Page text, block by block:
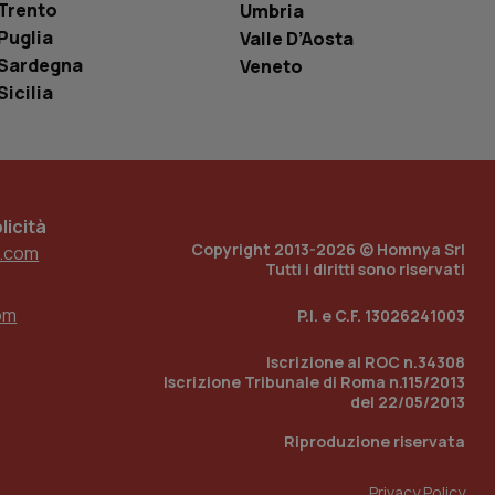
Umbria
Valle D’Aosta
Veneto
Copyright 2013-2026 © Homnya Srl
Tutti i diritti sono riservati
P.I. e C.F. 13026241003
Iscrizione al ROC n.34308
Iscrizione Tribunale di Roma n.115/2013
del 22/05/2013
Riproduzione riservata
del sito web sta
tenere traccia
incorporati
del sito web sta
la gestione
dell’esperienza
per abilitare il
con identity